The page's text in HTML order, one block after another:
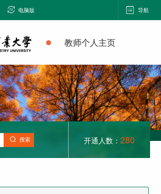
电脑版 导航
教师个人主页
搜索 开通人数： 280